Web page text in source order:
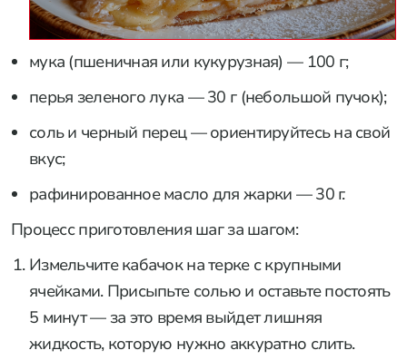
мука (пшеничная или кукурузная) — 100 г;
перья зеленого лука — 30 г (небольшой пучок);
соль и черный перец — ориентируйтесь на свой
вкус;
рафинированное масло для жарки — 30 г.
Процесс приготовления шаг за шагом:
Измельчите кабачок на терке с крупными
ячейками. Присыпьте солью и оставьте постоять
5 минут — за это время выйдет лишняя
жидкость, которую нужно аккуратно слить.